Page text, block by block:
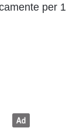
per